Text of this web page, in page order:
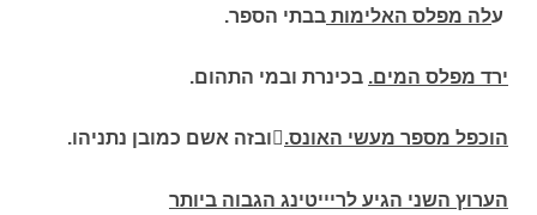
עלה מפלס האלימות בבתי הספר.
ירד מפלס המים. בכינרת ובמי התהום.
הוכפל מספר מעשי האונס.ובזה אשם כמובן נתניהו.
הערוץ השני הגיע לריייטינג הגבוה ביותר